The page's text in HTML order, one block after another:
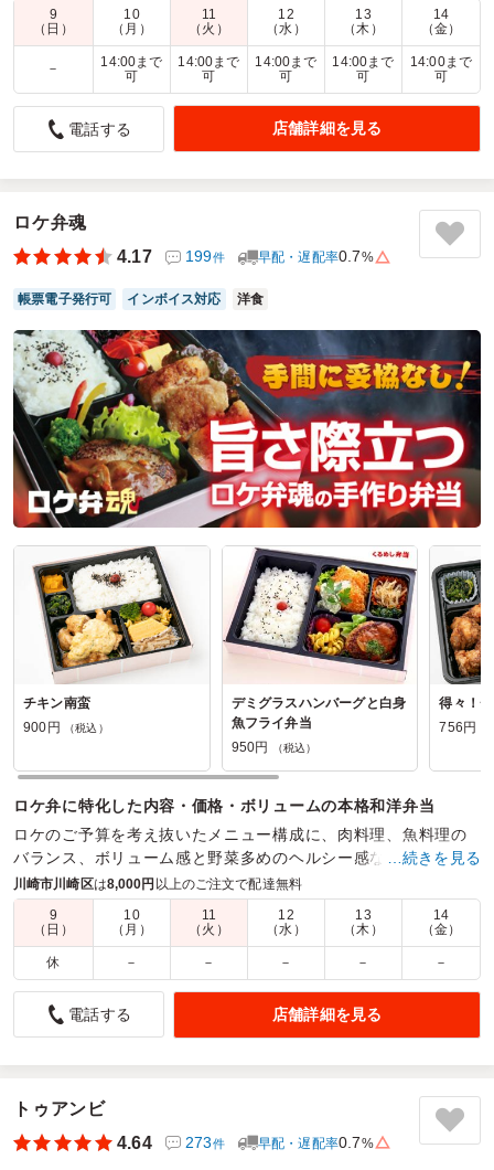
商品数： 締切日時： 1日前09:00 価格帯：
1,620円～9,800円
配達時間：
10:00～14:00
思ったより美味しかった
4.0 三井住友建設株式会社
を想定しておりましたが、とても美味しく、お店や料理家の
注文時の対応もキャンセルの発生時もわかりやすく丁寧に対
応してくれました。配送の方も対応がよかったです。
と思います。
ご利用シーン：懇親会›慰労会
参加者の年齢：40代～50代男女比：男性多め
神奈川県川崎市川崎区塩浜2025/11/21
賛否両論の口コミをもっと見る
9
（日）
10
（月）
11
（火）
12
（水）
13
（木）
14
（金）
－
14:00まで
可
14:00まで
可
14:00まで
可
14:00まで
可
14:00まで
可
電話する 店舗詳細を見る
ロケ弁魂
4.17
199件 早配・遅配率0.7%
帳票電子発行可 インボイス対応 洋食
チキン南蛮
900円
（税込）
デミグラスハンバーグと白身
魚フライ弁当
950円
（税込）
得々！
756円
ロケ弁に特化した内容・価格・ボリュームの本格和洋弁当
ロケのご予算を考え抜いたメニュー構成に、肉料理、魚料理の
バランス、ボリューム感と野菜多めのヘルシー感など業界で求
められていた理想のお弁当を実現しました。
商品数： 締切日時： 1日前15:00 価格帯：
756円～1,200円
配達時間：
9:00～19:00
彩り、おかずとご飯のバランスが良い
5.0
ずとごはんの量とのバランスもよく、参加者にも喜んでもら
す。また利用させていただきます。
…続きを見る
川崎市川崎区は8,000円 以上のご注文で配達無料
9
（日）
10
（月）
11
（火）
12
（水）
13
（木）
14
（金）
休 － － － － －
電話する 店舗詳細を見る
トゥアンビ
4.64
273件 早配・遅配率0.7%